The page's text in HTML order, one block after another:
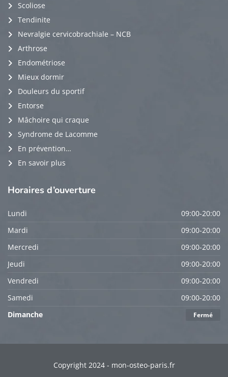
Scoliose
Tendinite
Nevralgie cervicobrachiale – NCB
Arthrose
Endométriose
Mieux dormir
Douleurs du sportif
Entorse
Mâchoire qui craque
Syndrome de Lacomme
En prévention…
En savoir plus
Horaires d’ouverture
Lundi
09:00-20:00
Mardi
09:00-20:00
Mercredi
09:00-20:00
Jeudi
09:00-20:00
Vendredi
09:00-20:00
Samedi
09:00-20:00
Dimanche
Fermé
Copyright 2024 - mon-osteo-paris.fr